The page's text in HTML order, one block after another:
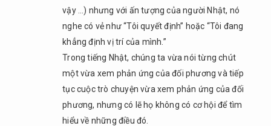
vậy …) nhưng với ấn tượng của người Nhật, nó
nghe có vẻ như “Tôi quyết định” hoặc “Tôi đang
khẳng định vị trí của mình.”
Trong tiếng Nhật, chúng ta vừa nói từng chút
một vừa xem phản ứng của đối phương và tiếp
tục cuộc trò chuyện vừa xem phản ứng của đối
phương, nhưng có lẽ họ không có cơ hội để tìm
hiểu về những điều đó.